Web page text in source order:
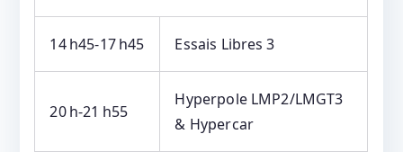
14 h45‑17 h45 Essais Libres 3
20 h‑21 h55
Hyperpole LMP2/LMGT3
& Hypercar